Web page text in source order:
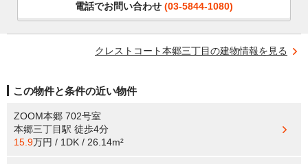
電話でお問い合わせ (03-5844-1080)
クレストコート本郷三丁目の建物情報を見る
この物件と条件の近い物件
ZOOM本郷 702号室
本郷三丁目駅 徒歩4分
15.9万円 / 1DK / 26.14m²